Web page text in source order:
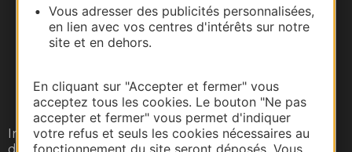
Vous adresser des publicités personnalisées,
en lien avec vos centres d'intérêts sur notre
site et en dehors.
En cliquant sur "Accepter et fermer" vous
acceptez tous les cookies. Le bouton "Ne pas
accepter et fermer" vous permet d'indiquer
votre refus et seuls les cookies nécessaires au
fonctionnement du site seront déposés. Vous
Inscrivez-vous gratuitement à notre lettre